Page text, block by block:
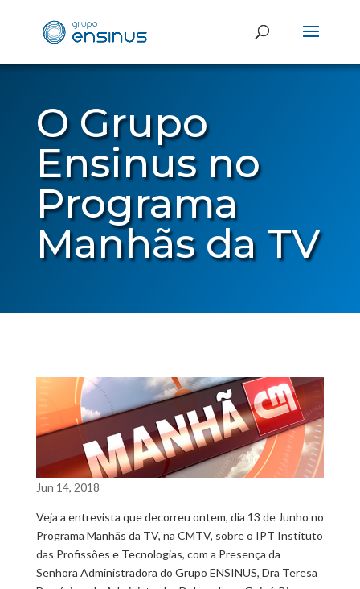
O Grupo
Ensinus no
Programa
Manhãs da TV
Jun 14, 2018
Veja a entrevista que decorreu ontem, dia 13 de Junho no
Programa Manhãs da TV, na CMTV, sobre o IPT Instituto
das Profissões e Tecnologias, com a Presença da
Senhora Administradora do Grupo ENSINUS, Dra Teresa